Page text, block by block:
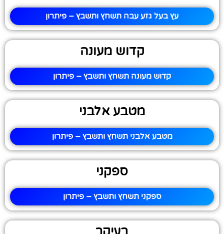
עץ בעל גזע עבה תשחץ ותשבץ – פיתרון
קדוש מעונה
קדוש מעונה תשחץ ותשבץ – פיתרון
מטבע אלבני
מטבע אלבני תשחץ ותשבץ – פיתרון
ספקני
ספקני תשחץ ותשבץ – פיתרון